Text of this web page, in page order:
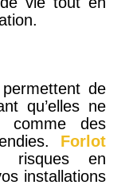
de
qu’elles ne
comme des
Forlot
en
installations